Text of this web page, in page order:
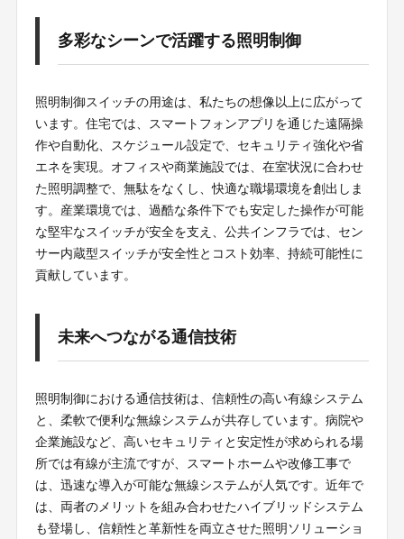
多彩なシーンで活躍する照明制御
照明制御スイッチの用途は、私たちの想像以上に広がって
います。住宅では、スマートフォンアプリを通じた遠隔操
作や自動化、スケジュール設定で、セキュリティ強化や省
エネを実現。オフィスや商業施設では、在室状況に合わせ
た照明調整で、無駄をなくし、快適な職場環境を創出しま
す。産業環境では、過酷な条件下でも安定した操作が可能
な堅牢なスイッチが安全を支え、公共インフラでは、セン
サー内蔵型スイッチが安全性とコスト効率、持続可能性に
貢献しています。
未来へつながる通信技術
照明制御における通信技術は、信頼性の高い有線システム
と、柔軟で便利な無線システムが共存しています。病院や
企業施設など、高いセキュリティと安定性が求められる場
所では有線が主流ですが、スマートホームや改修工事で
は、迅速な導入が可能な無線システムが人気です。近年で
は、両者のメリットを組み合わせたハイブリッドシステム
も登場し、信頼性と革新性を両立させた照明ソリューショ